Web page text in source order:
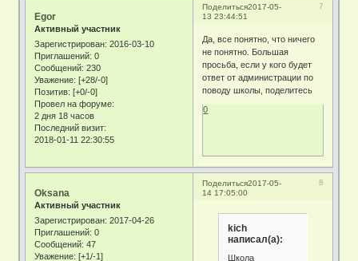
Поделиться 7
2017-05-
13 23:44:51
Egor
Активный участник
Зарегистрирован: 2016-03-10
Приглашений: 0
Сообщений: 230
Уважение: [+28/-0]
Позитив: [+0/-0]
Провел на форуме:
2 дня 18 часов
Последний визит:
2018-01-11 22:30:55
Да, все понятно, что ничего
не понятно. Большая
просьба, если у кого будет
ответ от администрации по
поводу школы, поделитесь
0
Поделиться 8
2017-05-
14 17:05:00
Oksana
Активный участник
Зарегистрирован: 2017-04-26
Приглашений: 0
Сообщений: 47
Уважение: [+1/-1]
kich
написал(а):
Школа